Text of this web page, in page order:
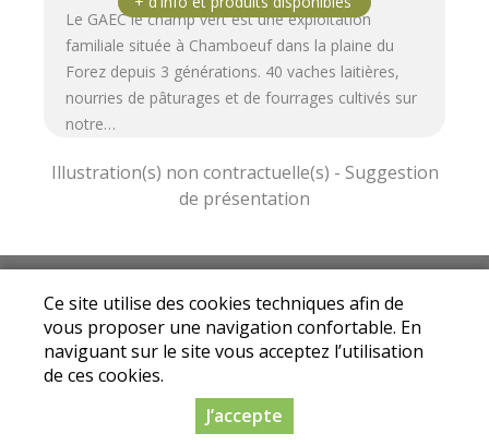
Le GAEC le champ vert est une exploitation
familiale située à Chamboeuf dans la plaine du
Forez depuis 3 générations. 40 vaches laitières,
nourries de pâturages et de fourrages cultivés sur
notre…
Conditions Générales de
Ventes|Protection des données personnelles
© Copyright 2025 - Drive fermier Loire - Tous
droits réservés
Dynapse- Partenaire numérique
des circuits courts.
Ce site utilise des cookies techniques afin de
vous proposer une navigation confortable. En
naviguant sur le site vous acceptez l’utilisation
de ces cookies.
J’accepte